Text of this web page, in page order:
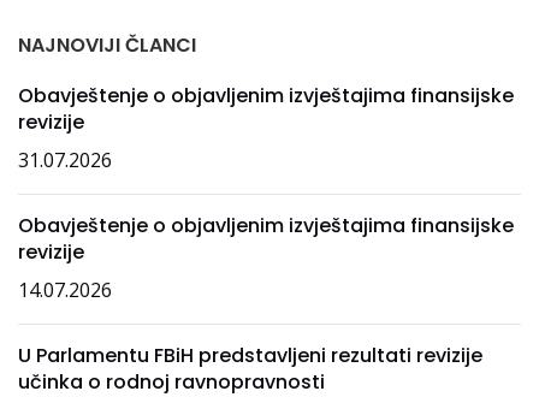
NAJNOVIJI ČLANCI
Obavještenje o objavljenim izvještajima finansijske
revizije
31.07.2026
Obavještenje o objavljenim izvještajima finansijske
revizije
14.07.2026
U Parlamentu FBiH predstavljeni rezultati revizije
učinka o rodnoj ravnopravnosti